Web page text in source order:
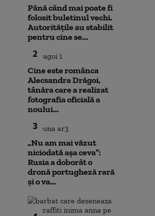
Până când mai poate fi
folosit buletinul vechi.
Autoritățile au stabilit
pentru cine se...
2
Cine este românca
Alecsandra Drăgoi,
tânăra care a realizat
fotografia oficială a
noului...
3
„Nu am mai văzut
niciodată așa ceva”:
Rusia a doborât o
dronă portugheză rară
și o va...